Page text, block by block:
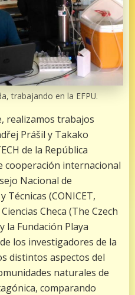
trabajando en la EFPU.
realizamos trabajos
Prášil y Takako
de la República
cooperación internacional
Nacional de
Técnicas (CONICET,
Checa (The Czech
la Fundación Playa
los investigadores de la
distintos aspectos del
naturales de
comparando